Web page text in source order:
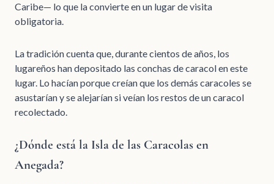
Caribe— lo que la convierte en un lugar de visita
obligatoria.
La tradición cuenta que, durante cientos de años, los
lugareños han depositado las conchas de caracol en este
lugar. Lo hacían porque creían que los demás caracoles se
asustarían y se alejarían si veían los restos de un caracol
recolectado.
¿Dónde está la Isla de las Caracolas en
Anegada?